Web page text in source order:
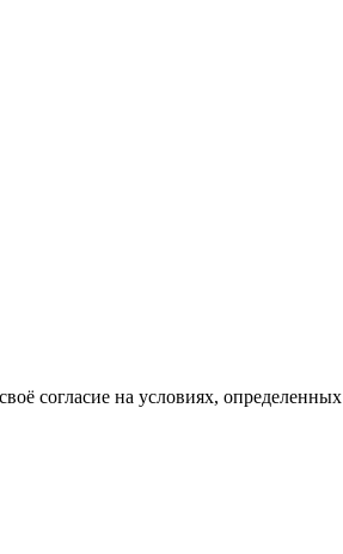
согласие на условиях, определенных